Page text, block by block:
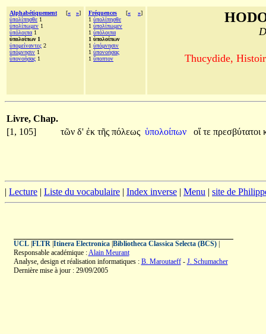
Alphabétiquement [« »]
ὑπολίπησθε 1
ὑπολίπωμεν 1
ὑπόλοιπα 1
ὑπολοίπων 1
ὑπομείναντες 2
ὑπόμνησιν 1
ὑπονοήσας 1
Fréquences [« »]
1 ὑπολίπησθε
1 ὑπολίπωμεν
1 ὑπόλοιπα
1 ὑπολοίπων
1 ὑπόμνησιν
1 ὑπονοήσας
1 ὕποπτον Thucydide,
Livre, Chap.
[1, 105]
τῶν δ' ἐκ τῆς πόλεως ὑπολοίπων οἵτε πρεσβύτατοι
| Lecture | Liste du vocabulaire | Index inverse | Menu | site de
UCL| FLTR| Itinera Electronica| Bibliotheca Classica Selecta (BCS)|
Responsable académique :Alain Meurant
Analyse, design et réalisation informatiques : B. Maroutaeff- J. Schumacher
Dernière mise à jour : 29/09/2005